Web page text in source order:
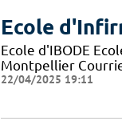
Ecole
Ecole d'IBODE
Montpellier
22/04/2025 19:11